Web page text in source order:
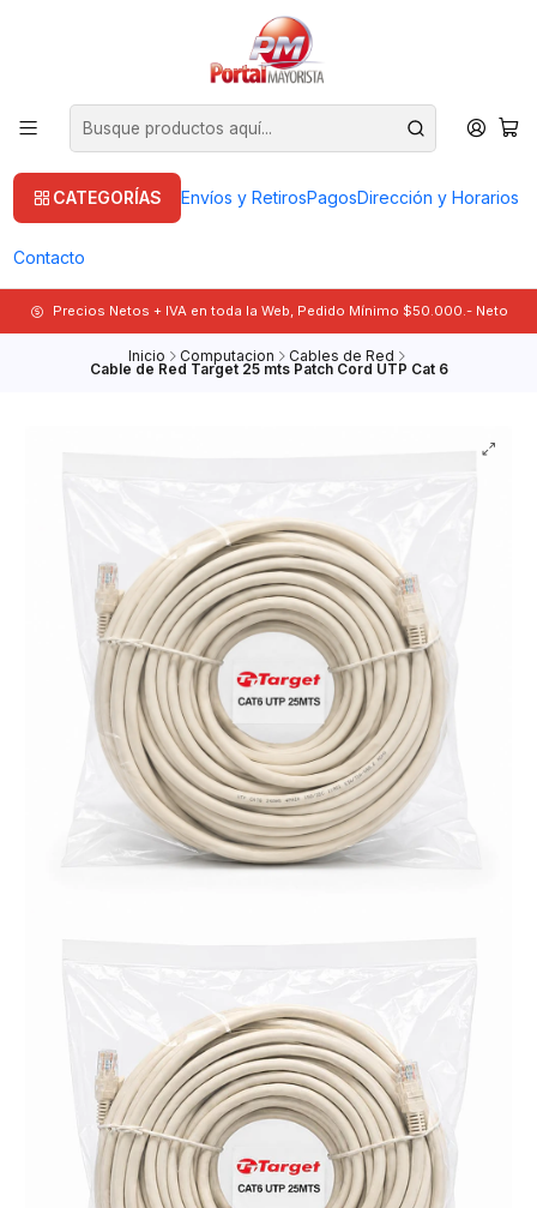
CATEGORÍAS Envíos y RetirosPagosDirección y Horarios
Contacto
Precios Netos + IVA en toda la Web, Pedido Mínimo $50.000.- Neto
Inicio Computacion Cables de Red
Cable de Red Target 25 mts Patch Cord UTP Cat 6